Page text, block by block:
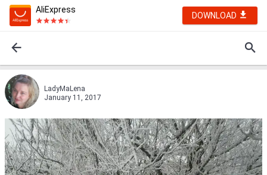
AliExpress
DOWNLOAD
LadyMaLena
January 11, 2017